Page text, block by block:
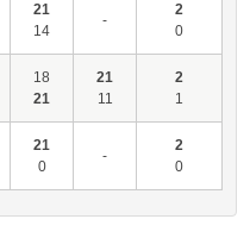
21
14
-
2
0
18
21
21
11
2
1
21
0
-
2
0